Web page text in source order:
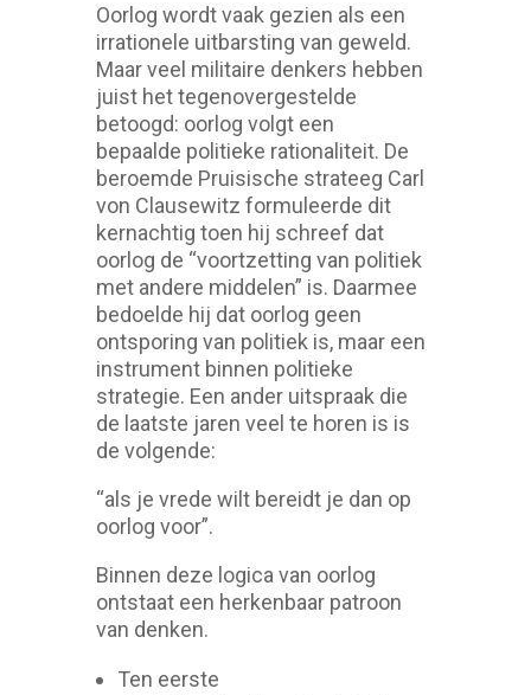
Oorlog wordt vaak gezien als een
irrationele uitbarsting van geweld.
Maar veel militaire denkers hebben
juist het tegenovergestelde
betoogd: oorlog volgt een
bepaalde politieke rationaliteit. De
beroemde Pruisische strateeg Carl
von Clausewitz formuleerde dit
kernachtig toen hij schreef dat
oorlog de “voortzetting van politiek
met andere middelen” is. Daarmee
bedoelde hij dat oorlog geen
ontsporing van politiek is, maar een
instrument binnen politieke
strategie. Een ander uitspraak die
de laatste jaren veel te horen is is
de volgende:
“als je vrede wilt bereidt je dan op
oorlog voor”.
Binnen deze logica van oorlog
ontstaat een herkenbaar patroon
van denken.
Ten eerste